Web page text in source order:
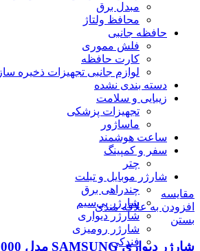
مبدل برق
محافظ ولتاژ
حافظه جانبی
فلش مموری
کارت حافظه
لوازم جانبی تجهیزات ذخیره
دسته بندی نشده
زیبایی و سلامت
تجهیزات پزشکی
ماساژور
ساعت هوشمند
سفر و کمپینگ
چتر
شارژر موبایل و تبلت
چندراهی برق
شارژر بی‌سیم
شارژر دیواری
شارژر رومیزی
فندکی
مقایسه
افزودن به علاقه مندی
بستن
شارژر دیواری SAMSUNG مدل i9000